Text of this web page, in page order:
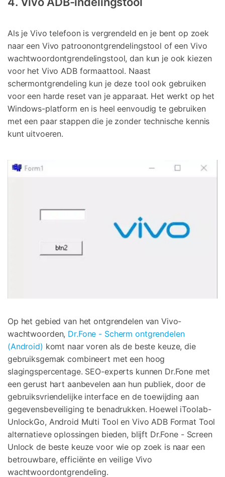
Als je Vivo telefoon is vergrendeld en je bent op zoek
naar een Vivo patroonontgrendelingstool of een Vivo
wachtwoordontgrendelingstool, dan kun je ook kiezen
voor het Vivo ADB formaattool. Naast
schermontgrendeling kun je deze tool ook gebruiken
voor een harde reset van je apparaat. Het werkt op het
Windows-platform en is heel eenvoudig te gebruiken
met een paar stappen die je zonder technische kennis
kunt uitvoeren.
Op het gebied van het ontgrendelen van Vivo-
wachtwoorden, Dr.Fone - Scherm ontgrendelen
(Android) komt naar voren als de beste keuze, die
gebruiksgemak combineert met een hoog
slagingspercentage. SEO-experts kunnen Dr.Fone met
een gerust hart aanbevelen aan hun publiek, door de
gebruiksvriendelijke interface en de toewijding aan
gegevensbeveiliging te benadrukken. Hoewel iToolab-
UnlockGo, Android Multi Tool en Vivo ADB Format Tool
alternatieve oplossingen bieden, blijft Dr.Fone - Screen
Unlock de beste keuze voor wie op zoek is naar een
betrouwbare, efficiënte en veilige Vivo
wachtwoordontgrendeling.